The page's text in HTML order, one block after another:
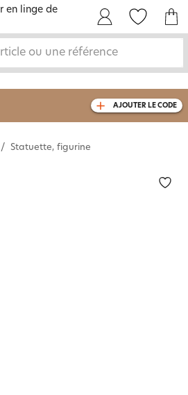
ou une référence
2 articles
d'achat(1)
AJOUTER LE CODE
Statuette, figurine